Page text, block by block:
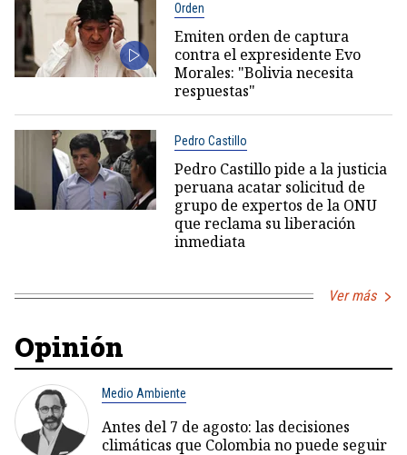
Orden
Emiten orden de captura
contra el expresidente Evo
Morales: "Bolivia necesita
respuestas"
Pedro Castillo
Pedro Castillo pide a la justicia
peruana acatar solicitud de
grupo de expertos de la ONU
que reclama su liberación
inmediata
Ver más
Opinión
Medio Ambiente
Antes del 7 de agosto: las decisiones
climáticas que Colombia no puede seguir